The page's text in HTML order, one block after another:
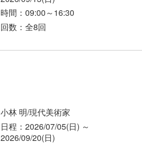
時間：09:00～16:30
回数：全8回
小林 明/現代美術家
日程：2026/07/05(日) ～
2026/09/20(日)